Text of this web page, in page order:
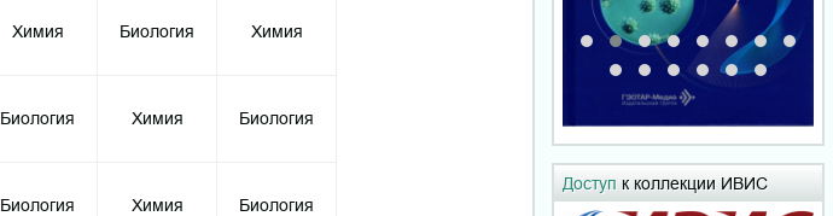
Химия Биология Химия
Биология Химия Биология
Биология Химия Биология
Доступ к коллекции ИВИС